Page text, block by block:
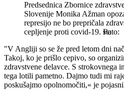
Predsednica Zbornice
Slovenije Monika Ažman
represijo ne bo prepričala
cepljenje proti covid-19. sta
"V Angliji so se že pred letom dni
Takoj, ko je prišlo cepivo, so
zdravstvene delavce. S strokovnega
tega lotili pametno. Dajmo tudi mi
poskušajmo opolnomočiti,« je